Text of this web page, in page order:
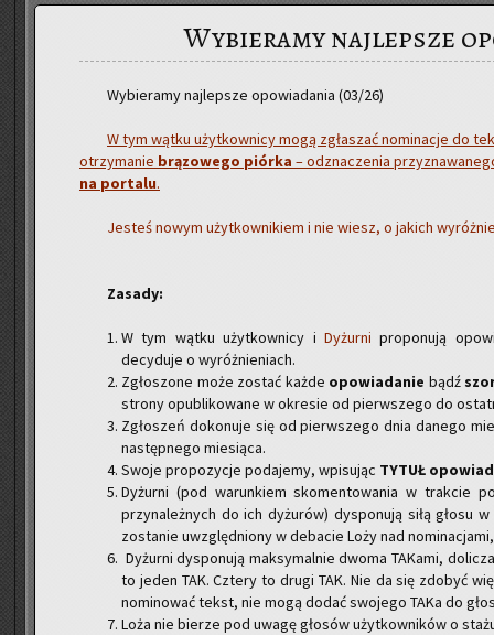
Wybieramy najlepsze
Wy­bie­ra­my naj­lep­sze opo­wia­da­nia (03/26)
W tym wątku użyt­kow­ni­cy mogą zgła­szać no­mi­na­cje do
otrzy­ma­nie brą­zo­we­go piór­ka – od­zna­cze­nia
na por­ta­lu.
Je­steś nowym użyt­kow­ni­kiem i nie wiesz, o ja­kich
Za­sa­dy:
W tym wątku użytkownicy i Dyżurni proponują
decyduje o wyróżnieniach.
Zgłoszone może zostać każde opowiadanie bądź
strony opublikowane w okresie od pierwszego do
Zgłoszeń dokonuje się od pierwszego dnia danego
następnego miesiąca.
Swoje propozycje podajemy, wpisując TYTUŁ
Dyżurni (pod warunkiem skomentowania w trakcie
przynależnych do ich dyżurów) dysponują siłą głosu
zostanie uwzględniony w debacie Loży nad
Dyżurni dysponują maksymalnie dwoma TAKami,
to jeden TAK. Cztery to drugi TAK. Nie da się zdobyć
nominować tekst, nie mogą dodać swojego TAKa do
Loża nie bierze pod uwagę głosów użytkowników o